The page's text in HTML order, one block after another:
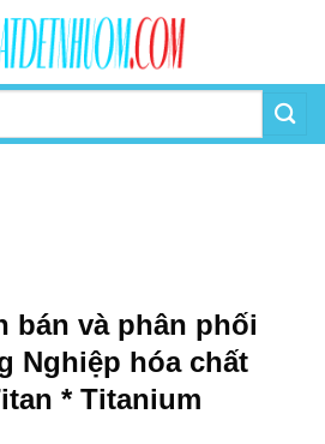
bán và phân phối
Nghiệp hóa chất
* Titanium